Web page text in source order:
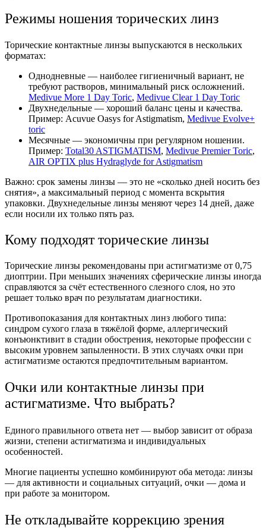
Режимы ношения торических линз
Торические контактные линзы выпускаются в нескольких
форматах:
Однодневные — наиболее гигиеничный вариант, не
требуют растворов, минимальный риск осложнений.
Medivue More 1 Day Toric, Medivue Clear 1 Day Toric
Двухнедельные — хороший баланс цены и качества.
Пример: Acuvue Oasys for Astigmatism, Medivue Evolve+
toric
Месячные — экономичны при регулярном ношении.
Пример: Total30 ASTIGMATISM, Medivue Premier Toric,
AIR OPTIX plus Hydraglyde for Astigmatism
Важно: срок замены линзы — это не «сколько дней носить без
снятия», а максимальный период с момента вскрытия
упаковки. Двухнедельные линзы меняют через 14 дней, даже
если носили их только пять раз.
Кому подходят торические линзы
Торические линзы рекомендованы при астигматизме от 0,75
диоптрии. При меньших значениях сферические линзы иногда
справляются за счёт естественного слезного слоя, но это
решает только врач по результатам диагностики.
Противопоказания для контактных линз любого типа:
синдром сухого глаза в тяжёлой форме, аллергический
конъюнктивит в стадии обострения, некоторые профессии с
высоким уровнем запыленности. В этих случаях очки при
астигматизме остаются предпочтительным вариантом.
Очки или контактные линзы при
астигматизме. Что выбрать?
Единого правильного ответа нет — выбор зависит от образа
жизни, степени астигматизма и индивидуальных
особенностей.
Многие пациенты успешно комбинируют оба метода: линзы
— для активности и социальных ситуаций, очки — дома и
при работе за монитором.
Не откладывайте коррекцию зрения